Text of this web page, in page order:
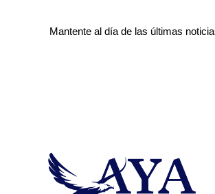
Mantente al día de las últimas